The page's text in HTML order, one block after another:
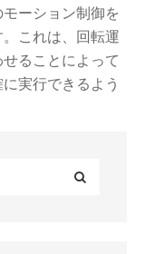
ーション制御を
これは、回転運
ることによって
実行できるよう